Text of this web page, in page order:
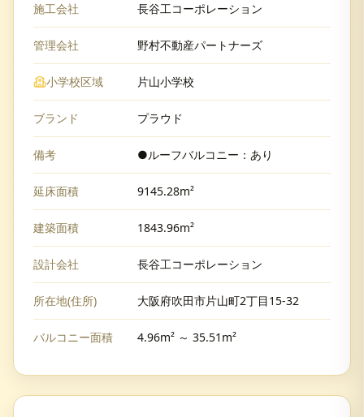
施工会社 長谷工コーポレーション
管理会社 野村不動産パートナーズ
小学校区域 片山小学校
ブランド プラウド
備考 ●ルーフバルコニー：あり
延床面積 9145.28m²
建築面積 1843.96m²
設計会社 長谷工コーポレーション
所在地(住所) 大阪府吹田市片山町2丁目15-32
バルコニー面積 4.96m² ～ 35.51m²